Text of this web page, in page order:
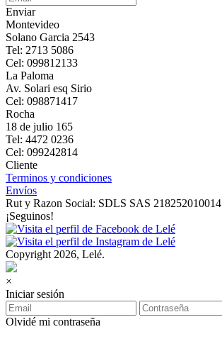
Enviar
Montevideo
Solano Garcia 2543
Tel: 2713 5086
Cel: 099812133
La Paloma
Av. Solari esq Sirio
Cel: 098871417
Rocha
18 de julio 165
Tel: 4472 0236
Cel: 099242814
Cliente
Terminos y condiciones
Envíos
Rut y Razon Social: SDLS SAS 218252010014
¡Seguinos!
Copyright 2026, Lelé.
×
Iniciar sesión
Olvidé mi contraseña